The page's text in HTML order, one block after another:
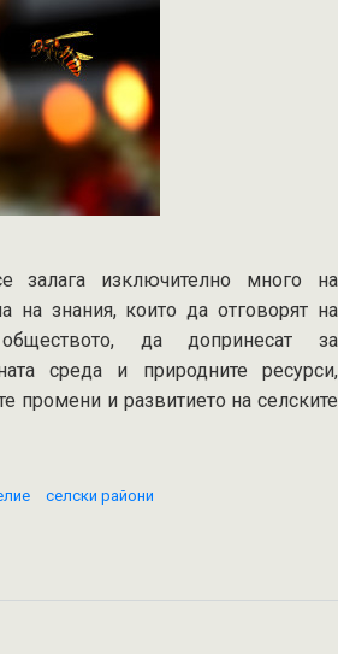
залага изключително много на
на знания, които да отговорят на
да допринесат за
среда и природните ресурси,
промени и развитието на селските
селски райони